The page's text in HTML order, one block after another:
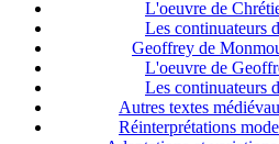
L'oeuvre de
Les continuateurs
Geoffrey de
L'oeuvre de
Les continuateurs
Autres textes
Réinterprétations